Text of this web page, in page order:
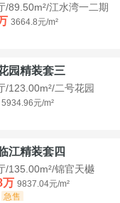
/89.50m²/江水湾一二期
3664.8元/m²
园精装套三
/123.00m²/二号花园
5934.96元/m²
江精装套四
/135.00m²/锦官天樾
万 9837.04元/m²
急售